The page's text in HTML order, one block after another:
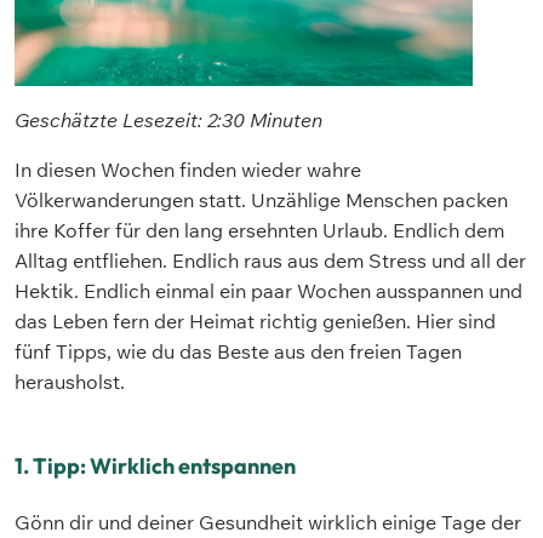
Geschätzte Lesezeit: 2:30 Minuten
In diesen Wochen finden wieder wahre
Völkerwanderungen statt. Unzählige Menschen packen
ihre Koffer für den lang ersehnten Urlaub. Endlich dem
Alltag entfliehen. Endlich raus aus dem Stress und all der
Hektik. Endlich einmal ein paar Wochen ausspannen und
das Leben fern der Heimat richtig genießen. Hier sind
fünf Tipps, wie du das Beste aus den freien Tagen
herausholst.
1. Tipp: Wirklich entspannen
Gönn dir und deiner Gesundheit wirklich einige Tage der